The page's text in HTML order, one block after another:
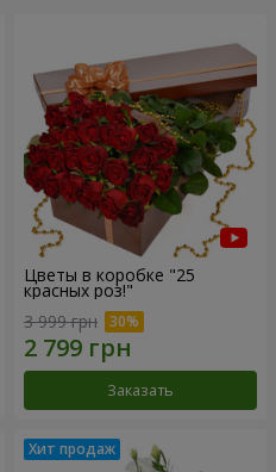
Цветы в коробке "25
красных роз!"
3 999 грн
Заказать